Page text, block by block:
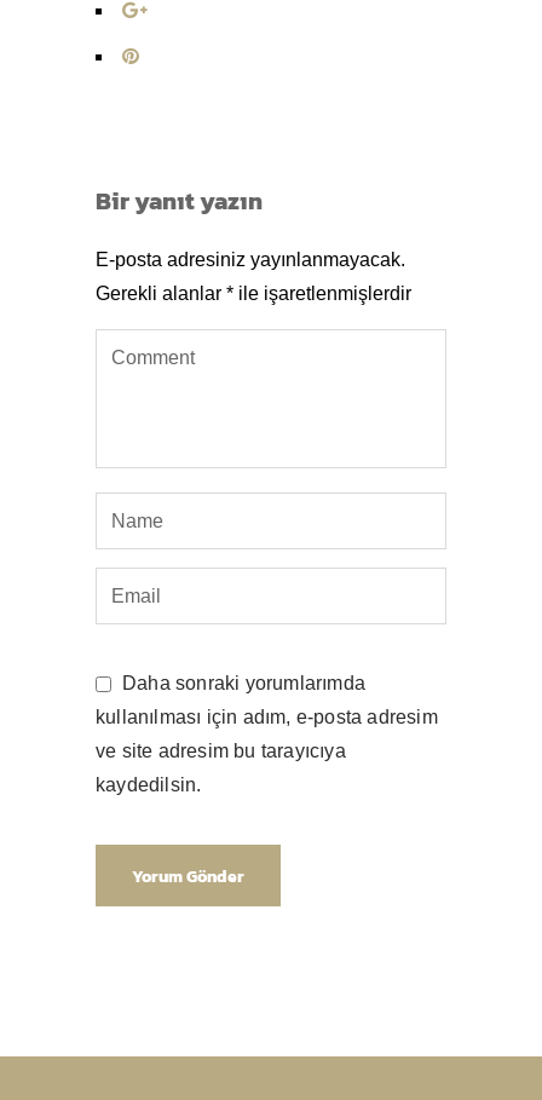
Bir yanıt yazın
E-posta adresiniz yayınlanmayacak.
Gerekli alanlar * ile işaretlenmişlerdir
Daha sonraki yorumlarımda
kullanılması için adım, e-posta adresim
ve site adresim bu tarayıcıya
kaydedilsin.